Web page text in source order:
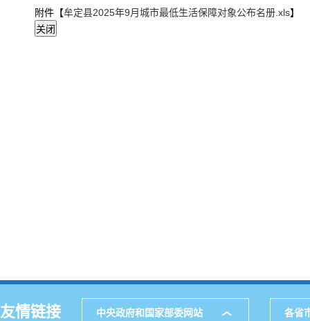
附件【牟定县2025年9月城市最低生活保障对象公布名册.xls】
友情链接 中央政府和国家部委网站 各省